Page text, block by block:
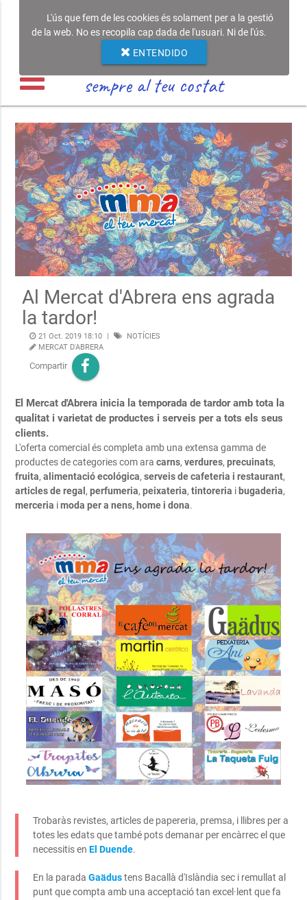
L'ús que fem de les cookies és solament per a la gestió
de la web. No es recopila cap dada de l'usuari. Ni de l'ús.
ENTENDIDO
sempre al teu costat
Al Mercat d'Abrera ens agrada
la tardor!
21 Oct. 2019 18:10 |
NOTÍCIES
MERCAT D'ABRERA
Compartir
El Mercat d'Abrera inicia la temporada de tardor amb tota la
qualitat i varietat de productes i serveis per a tots els seus
clients.
L'oferta comercial és completa amb una extensa gamma de
productes de categories com ara carns, verdures, precuinats,
fruita, alimentació ecológica, serveis de cafeteria i restaurant,
articles de regal , perfumeria, peixateria, tintoreria i bugaderia,
merceria imoda per a nens, home i dona.
Trobaràs revistes, articles de papereria, premsa, i llibres per a
totes les edats que també pots demanar per encàrrec el que
necessitis en El Duende.
En la parada Gaädustens Bacallà d'Islàndia sec i remullat al
punt que compta amb una acceptació tan excel·lent que fa